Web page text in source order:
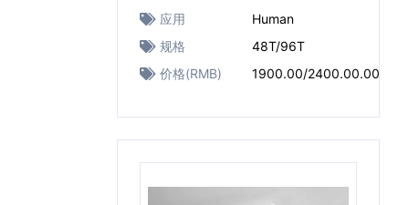
应用
Human
规格
48T/96T
价格(RMB)
1900.00/2400.00.00